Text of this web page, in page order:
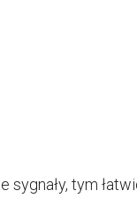
sygnały, tym